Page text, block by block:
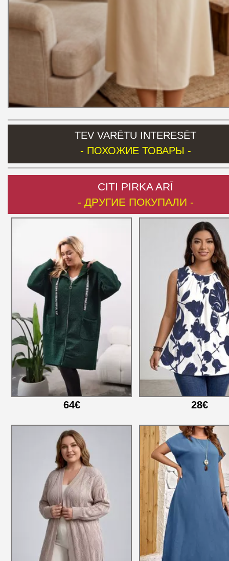
TEV VARĒTU INTERESĒT
- ПОХОЖИЕ ТОВАРЫ -
CITI PIRKA ARĪ
- ДРУГИЕ ПОКУПАЛИ -
64€ 28€